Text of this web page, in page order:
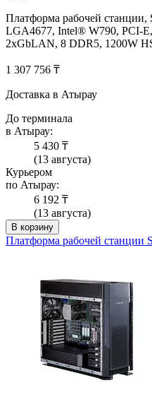
Платформа рабочей
LGA4677, Intel® W790, PCI-
2xGbLAN, 8 DDR5, 1200W
1 307 756 ₸
Доставка в Атырау
До терминала
в Атырау:
5 430 ₸
(13 августа)
Курьером
по Атырау:
6 192 ₸
(13 августа)
В корзину
Платформа рабочей станции